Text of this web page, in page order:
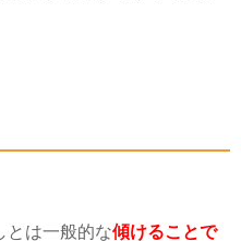
とは一般的な傾けることで